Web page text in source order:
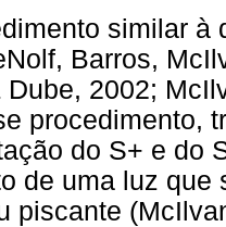
similar à
Barros,
Dube, 2002;
procedimento,
do S+ e do
de uma luz que
piscante